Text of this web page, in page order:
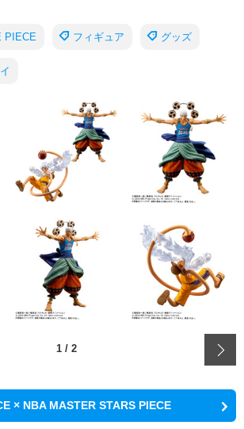
PIECE フィギュア グッズ
1 / 2
× NBA MASTER STARS PIECE